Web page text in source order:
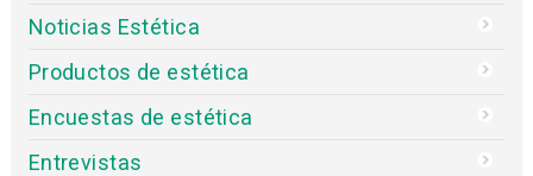
Noticias Estética
Productos de estética
Encuestas de estética
Entrevistas